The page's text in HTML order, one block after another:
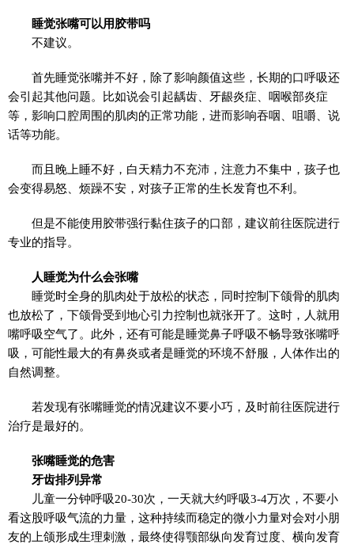
睡觉张嘴可以用胶带吗
不建议。
首先睡觉张嘴并不好，除了影响颜值这些，长期的口呼吸还
会引起其他问题。比如说会引起龋齿、牙龈炎症、咽喉部炎症
等，影响口腔周围的肌肉的正常功能，进而影响吞咽、咀嚼、说
话等功能。
而且晚上睡不好，白天精力不充沛，注意力不集中，孩子也
会变得易怒、烦躁不安，对孩子正常的生长发育也不利。
但是不能使用胶带强行黏住孩子的口部，建议前往医院进行
专业的指导。
人睡觉为什么会张嘴
睡觉时全身的肌肉处于放松的状态，同时控制下颌骨的肌肉
也放松了，下颌骨受到地心引力控制也就张开了。这时，人就用
嘴呼吸空气了。此外，还有可能是睡觉鼻子呼吸不畅导致张嘴呼
吸，可能性最大的有鼻炎或者是睡觉的环境不舒服，人体作出的
自然调整。
若发现有张嘴睡觉的情况建议不要小巧，及时前往医院进行
治疗是最好的。
张嘴睡觉的危害
牙齿排列异常
儿童一分钟呼吸20-30次，一天就大约呼吸3-4万次，不要小
看这股呼吸气流的力量，这种持续而稳定的微小力量对会对小朋
友的上颌形成生理刺激，最终使得颚部纵向发育过度、横向发育